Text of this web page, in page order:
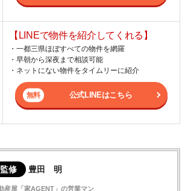
【LINEで物件を紹介してくれる】
・一都三県ほぼすべての物件を網羅
・早朝から深夜まで相談可能
・ネットにない物件をタイムリーに紹介
公式LINEはこちら
監修 豊田 明
産屋「家AGENT」の営業マン